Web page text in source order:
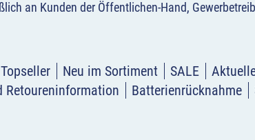
an Kunden der Öffentlichen-Hand,
Topseller Neu im Sortiment SALE
Retoureninformation Batterienrücknahme